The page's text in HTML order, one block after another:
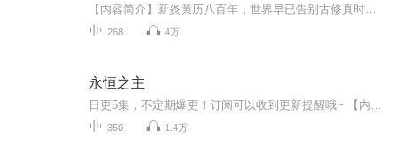
268 4万
永恒之主
350 1.4万